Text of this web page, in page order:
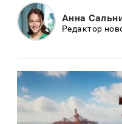
Анна
Редактор